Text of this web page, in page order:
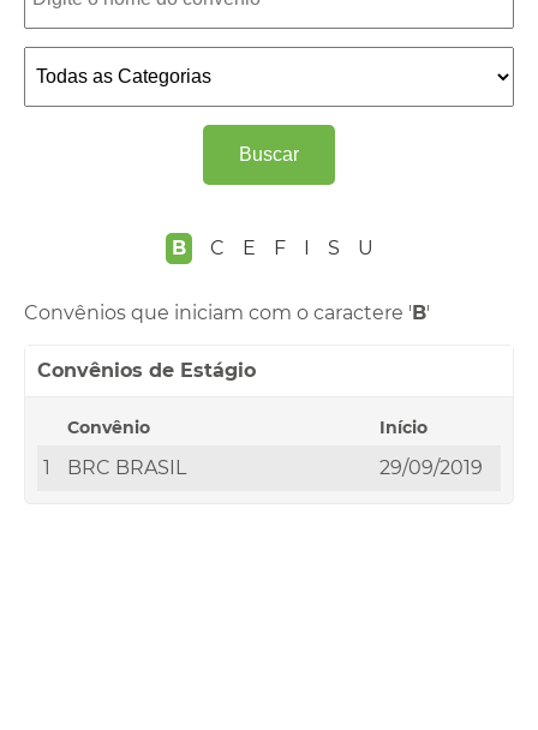
Buscar
B C E F I S U
Convênios que iniciam com o caractere 'B'
Convênios de Estágio
Convênio Início
1 BRC BRASIL 29/09/2019